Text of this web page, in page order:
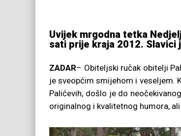
Uvijek mrgodna tetka
sati prije kraja 2012. Slavici
ZADAR– Obiteljski ručak obitelji
je sveopćim smijehom i veseljem.
Palićevih, došlo je do
originalnog i kvalitetnog humora,